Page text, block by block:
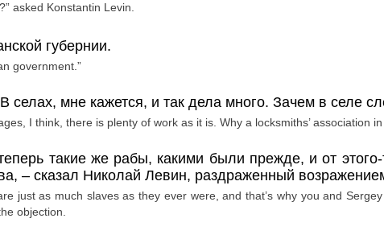
asked Konstantin Levin.
губернии.
government.”
селах, мне кажется, и так дела много. Зачем в селе
I think, there is plenty of work as it is. Why a locksmiths’association in
такие же рабы, какими были прежде, и от
– сказал Николай Левин, раздраженный
just as much slaves as they ever were, and that’s why you and
objection.